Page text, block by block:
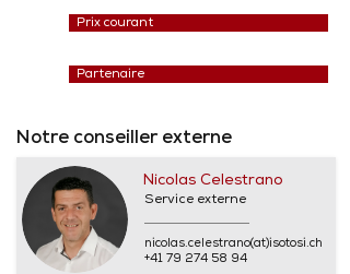
Prix courant
Partenaire
Notre conseiller externe
Nicolas Celestrano
Service externe
nicolas.celestrano(at)isotosi.ch
+41 79 274 58 94